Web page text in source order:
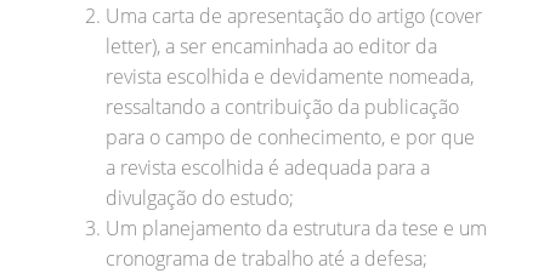
Uma carta de apresentação do artigo (cover
letter), a ser encaminhada ao editor da
revista escolhida e devidamente nomeada,
ressaltando a contribuição da publicação
para o campo de conhecimento, e por que
a revista escolhida é adequada para a
divulgação do estudo;
Um planejamento da estrutura da tese e um
cronograma de trabalho até a defesa;